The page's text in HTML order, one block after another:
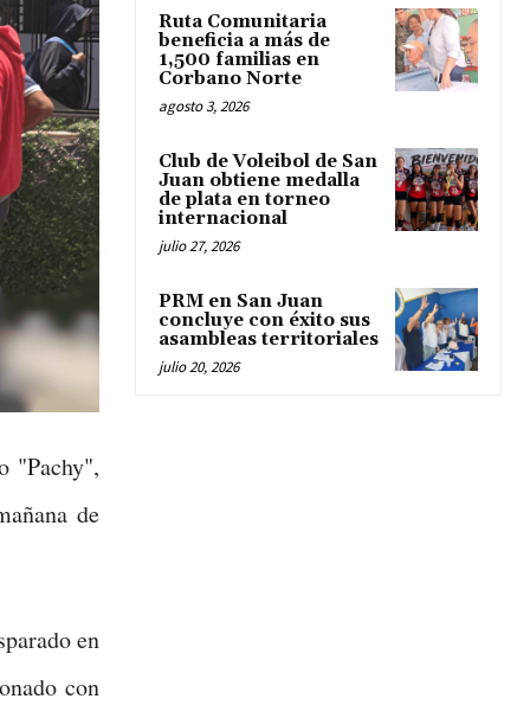
"Pachy",
de
en
con
Ruta Comunitaria
beneficia a más de
1,500 familias en
Corbano Norte
agosto 3, 2026
Club de Voleibol de San
Juan obtiene medalla
de plata en torneo
internacional
julio 27, 2026
PRM en San Juan
concluye con éxito sus
asambleas territoriales
julio 20, 2026